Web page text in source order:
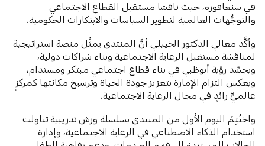
في سنغافورة، حيث ناقشا مستقبل القطاع الاجتماعي
والتوجُّهات العالمية لتطوير السياسات والابتكارات الحكومية.
وأكَّد معالي الدكتور الخييلي أنَّ المنتدى يمثِّل منصة استراتيجية
لمناقشة مستقبل الرعاية الاجتماعية وبناء شراكات دولية،
ويجسِّد رؤية أبوظبي في بناء قطاع اجتماعي مبتكر ومستدام،
ويعكس التزام الإمارة بتعزيز جودة الحياة وترسيخ مكانتها كمركزٍ
عالميٍّ رائدٍ في مجال الرعاية الاجتماعية.
واختُتِمَ اليوم الأول من المنتدى بسلسلة ورش تدريبية تناولت
استخدام الذكاء الاصطناعي في الرعاية الاجتماعية، وإدارة